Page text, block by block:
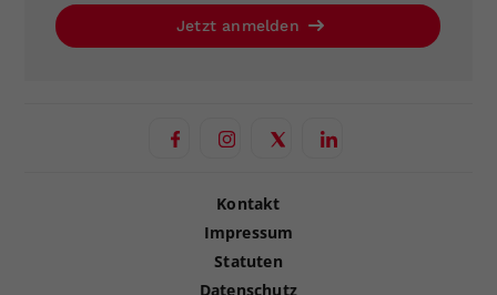
Jetzt anmelden
Kontakt
Impressum
Statuten
Datenschutz